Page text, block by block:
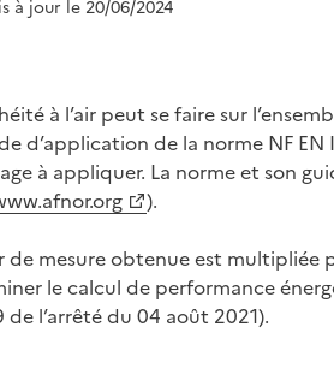
à jour le 20/06/2024
à l’air peut se faire sur
d’application de la norme NF EN
à appliquer. La norme et son
).
de mesure obtenue est multipliée
le calcul de performance
de l’arrêté du 04 août 2021).